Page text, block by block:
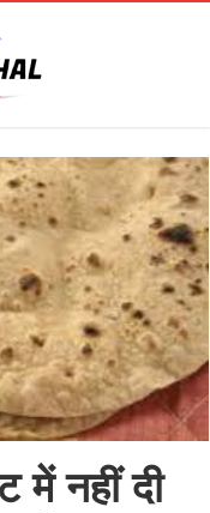
में नहीं दी